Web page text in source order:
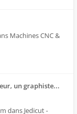
Machines CNC &
un graphiste...
dans Jedicut -